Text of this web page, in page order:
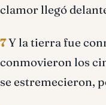
clamor llegó
7Y la tierra fue
conmovieron los
se estremecieron,